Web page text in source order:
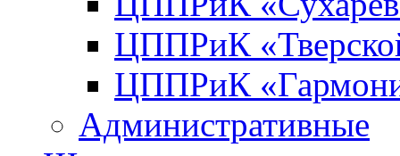
ЦППРиК
ЦППРиК
Административные